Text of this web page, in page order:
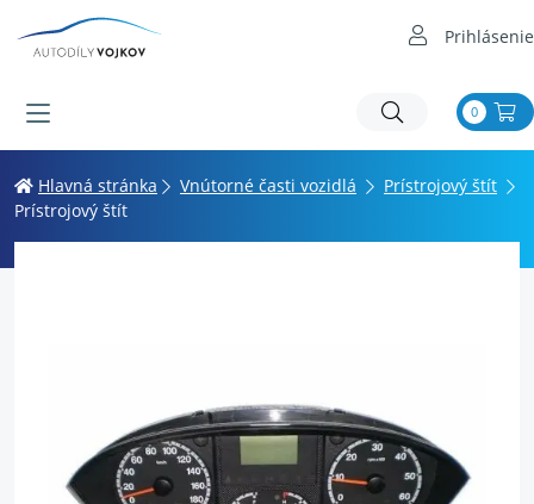
Prihlásenie
0
Hlavná stránka Vnútorné časti vozidlá
Prístrojový štít
Prístrojový štít